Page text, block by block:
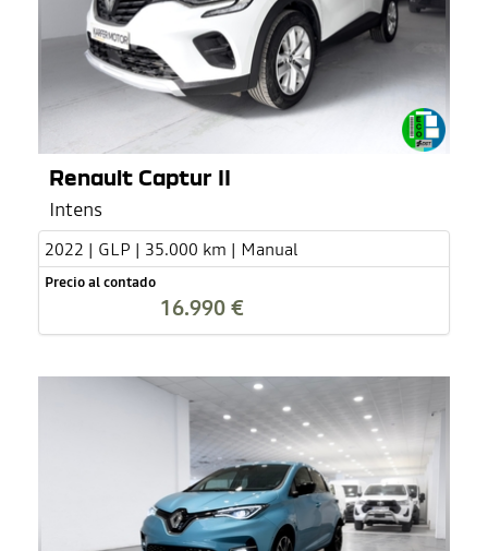
Renault Captur II
Intens
2022 | GLP | 35.000 km | Manual
Precio al contado
16.990 €